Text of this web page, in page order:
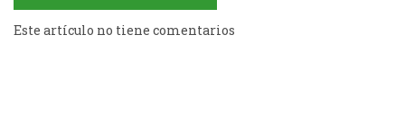
Este artículo no tiene comentarios